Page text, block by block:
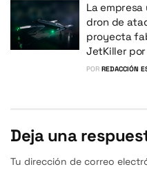
La empresa
dron de
proyecta
JetKiller por
POR REDACCIÓN
Deja una
Tu dirección de correo